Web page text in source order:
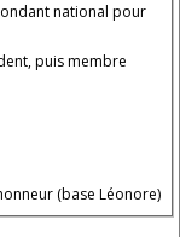
national pour
puis membre
(base Léonore)